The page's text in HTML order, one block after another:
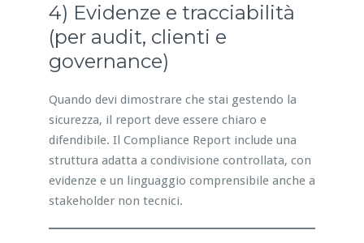
4) Evidenze e tracciabilità
(per audit, clienti e
governance)
Quando devi dimostrare che stai gestendo la
sicurezza, il report deve essere chiaro e
difendibile. Il Compliance Report include una
struttura adatta a condivisione controllata, con
evidenze e un linguaggio comprensibile anche a
stakeholder non tecnici.